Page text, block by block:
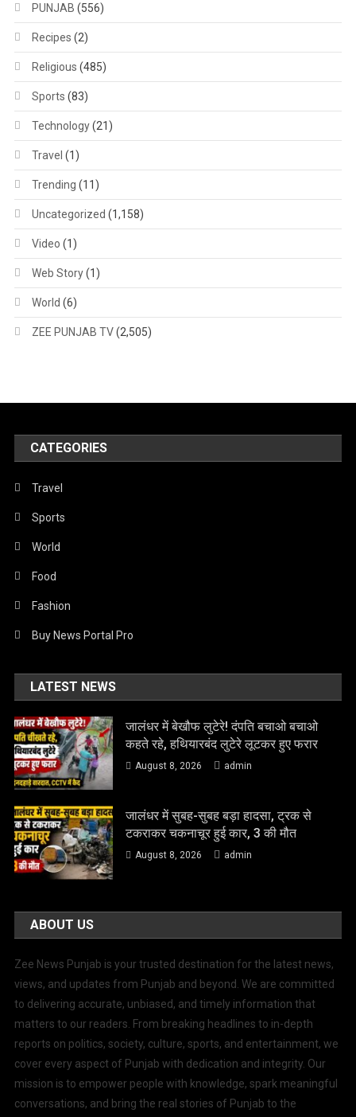
PUNJAB (556)
Recipes (2)
Religious (485)
Sports (83)
Technology(21)
Travel (1)
Trending (11)
Uncategorized (1,158)
Video (1)
Web Story(1)
World (6)
ZEE PUNJAB TV(2,505)
CATEGORIES
Travel
Sports
World
Food
Fashion
Buy News Portal Pro
LATEST NEWS
जालंधर में बेखौफ लुटेरे! दंपति बचाओ बचाओ
कहते रहे, हथियारबंद लुटेरे लूटकर हुए फरार
August 8, 2026 admin
जालंधर में सुबह-सुबह बड़ा हादसा, ट्रक से
टकराकर चकनाचूर हुई कार, 3 की मौत
August 8, 2026 admin
ABOUT US
Zee News Punjab is your trusted destination for the latest news,
views, and updates from Punjab and beyond. We are committed
to delivering accurate, unbiased, and timely information that
matters to our readers. From breaking headlines to in-depth
reports on politics, society, culture, sports, and entertainment, we
cover every aspect of Punjab with dedication and integrity. Our
mission is to empower people with knowledge, spark meaningful
conversations, and bring the real stories of Punjab to the